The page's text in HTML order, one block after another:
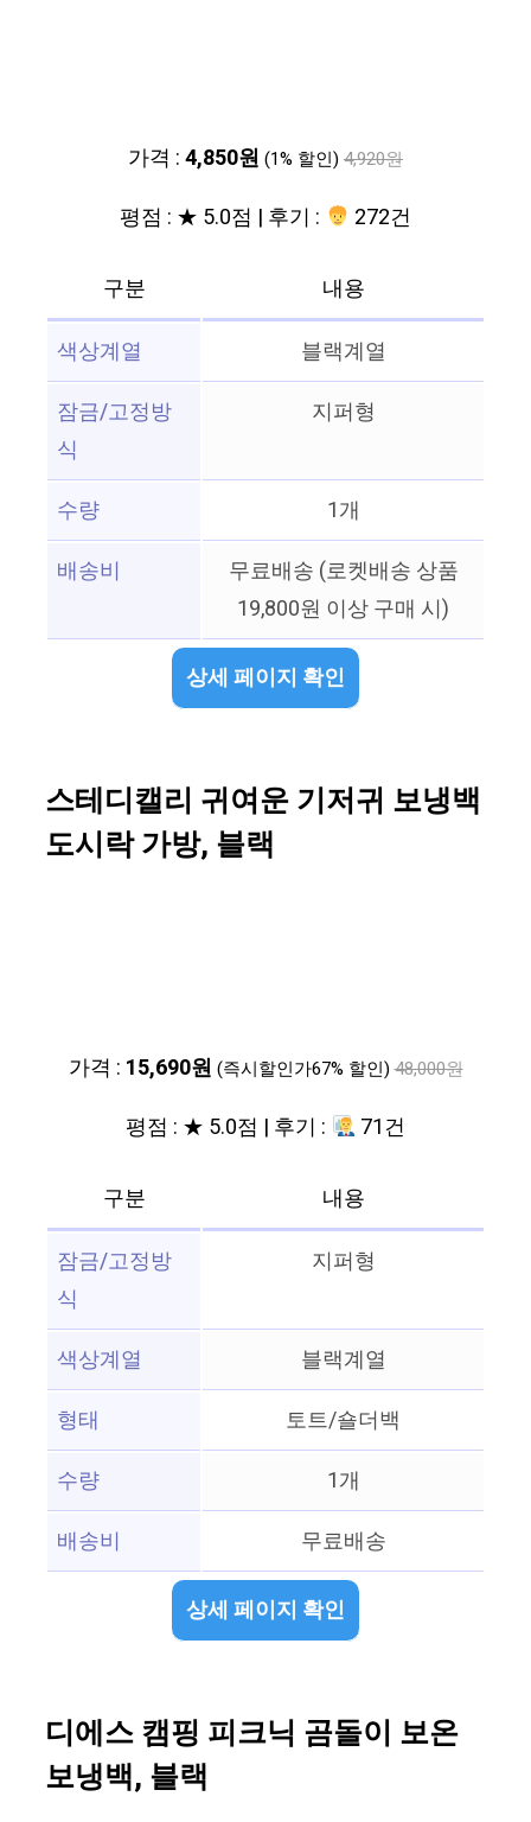
가격 :4,850원 (1% 할인) 4,920원
평점 : ★ 5.0점 | 후기 : 272건
구분
내용
색상계열
블랙계열
잠금/고정방
식
지퍼형
수량
1개
배송비
무료배송 (로켓배송 상품
19,800원 이상 구매 시)
상세 페이지 확인
스테디캘리 귀여운 기저귀 보냉백
도시락 가방, 블랙
가격 : 15,690원 (즉시할인가67% 할인) 48,000원
평점 : ★ 5.0점 | 후기 : 71건
구분
내용
잠금/고정방
식
지퍼형
색상계열
블랙계열
형태
토트/숄더백
수량
1개
배송비
무료배송
상세 페이지 확인
디에스 캠핑 피크닉 곰돌이 보온
보냉백, 블랙